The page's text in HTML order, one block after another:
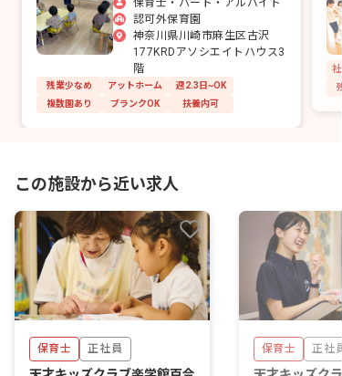
保育士・パート・アルバイト
認可外保育園
神奈川県川崎市麻生区古沢
177KRDアソシエイトハウス3
階
残業少なめ アットホーム
週2.3日~OK
複数園あり
ブランクOK 扶養内可
社
この施設から近い求人
保育士 正社員 保育士 正社員